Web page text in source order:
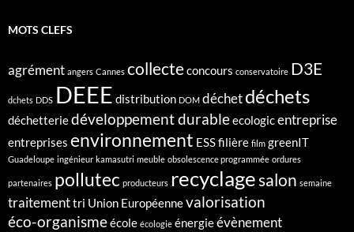
MOTS CLEFS
agrément angers Cannes collecteconcours conservatoire D3E
dchets DDS DEEE distribution DOM déchetdéchets
déchetteriedéveloppement durableecologicentreprise
entreprises environnement ESSfilière film greenIT
Guadeloupe ingénieur kamasutri meuble obsolescence programmée ordures
partenaires pollutec producteurs recyclagesalon semaine
traitementtri Union Européennevalorisation
éco-organismeécole écologie énergieévènement